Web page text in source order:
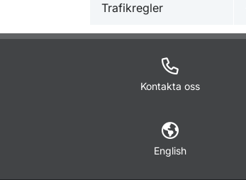
Trafikregler
Kontakta oss
English